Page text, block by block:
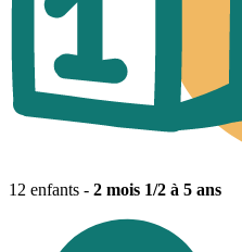
12 enfants - 2 mois 1/2 à 5 ans